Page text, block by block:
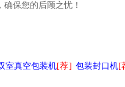
保您的后顾之忧！
室真空包装机[荐] 包装封口机[